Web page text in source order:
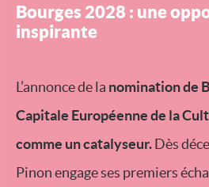
Bourges 2028 : une
inspirante
L’annonce de la nomination de
Capitale Européenne de la
comme un catalyseur.Dès
Pinon engage ses premiers